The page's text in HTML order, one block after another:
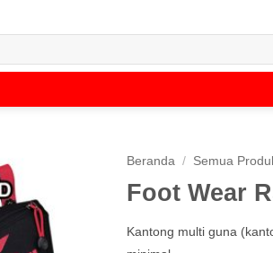
Beranda / Semua
Foot Wear
Kantong multi guna